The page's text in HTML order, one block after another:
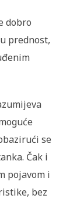
dobro
prednost,
se
Čak i
pojavom i
bez